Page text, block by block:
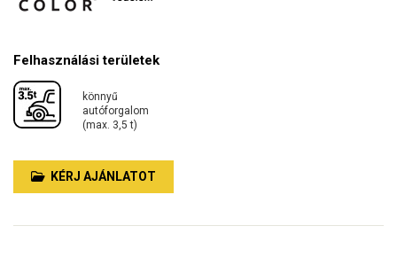
Felhasználási területek
könnyű
autóforgalom
(max. 3,5 t)
KÉRJ AJÁNLATOT